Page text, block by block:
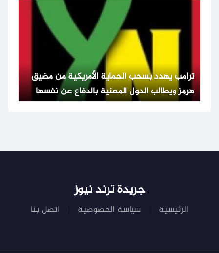
ترامب يهدد بسحب الحماية الأمريكية من مضيق
هرمز ويطالب الدول المعنية بالدفاع عن نفسها
جريدة ترند نيوز
الرئيسية سياسة الخصوصية اتصل بنا